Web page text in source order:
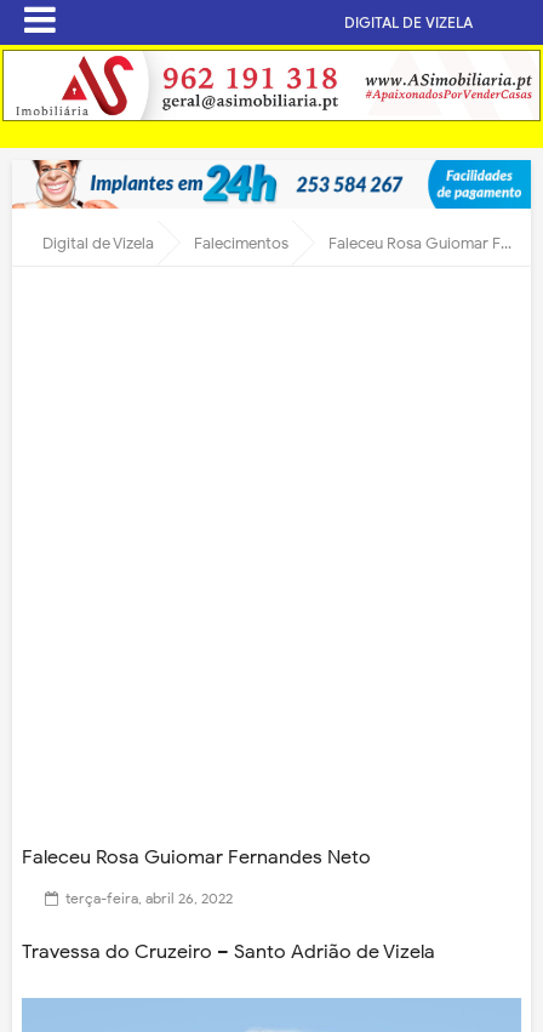
DIGITAL DE VIZELA
Digital de Vizela Falecimentos Faleceu Rosa Guiomar Fernandes Neto
Faleceu Rosa Guiomar Fernandes Neto
terça-feira, abril 26, 2022
Travessa do Cruzeiro – Santo Adrião de Vizela